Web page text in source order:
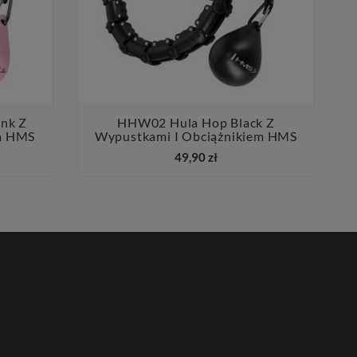
Z
HMS
 
HHW02 Hula Hop Black Z
Wypustkami I Obciążnikiem HMS
49,90 zł